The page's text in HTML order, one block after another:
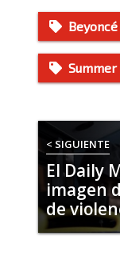
Beyoncé
< SIGUIENTE
El Daily
imagen
de